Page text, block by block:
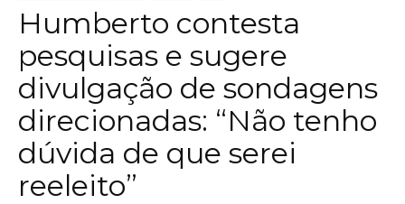
Humberto contesta
pesquisas e sugere
divulgação de sondagens
direcionadas: “Não tenho
dúvida de que serei
reeleito”